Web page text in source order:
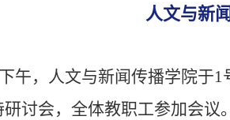
人文与新
午，人文与新闻传播学院于
讨会，全体教职工参加会议。